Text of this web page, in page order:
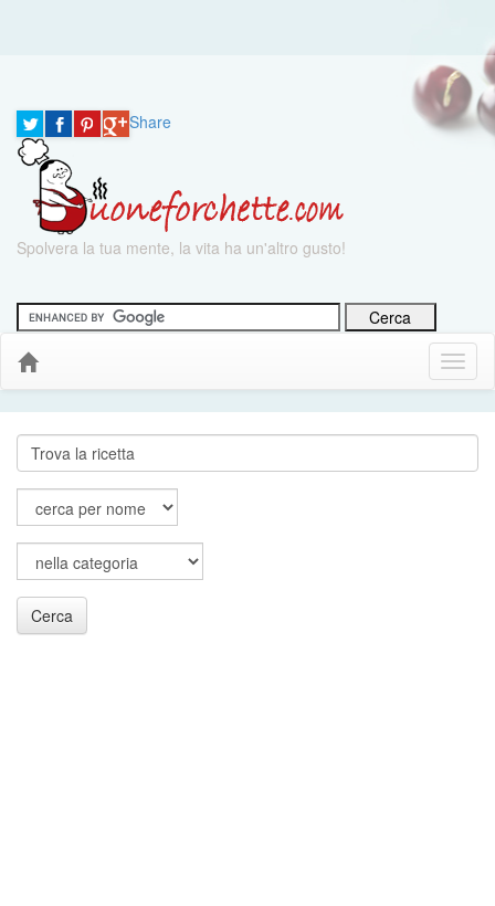
Share
Spolvera la tua mente, la vita ha un'altro gusto!
Menu
Down
Cerca
Cerca